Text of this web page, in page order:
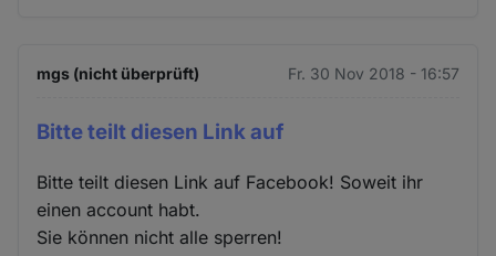
mgs (nicht überprüft) Fr. 30 Nov 2018 - 16:57
Bitte teilt diesen Link auf
Bitte teilt diesen Link auf Facebook! Soweit ihr
einen account habt.
Sie können nicht alle sperren!